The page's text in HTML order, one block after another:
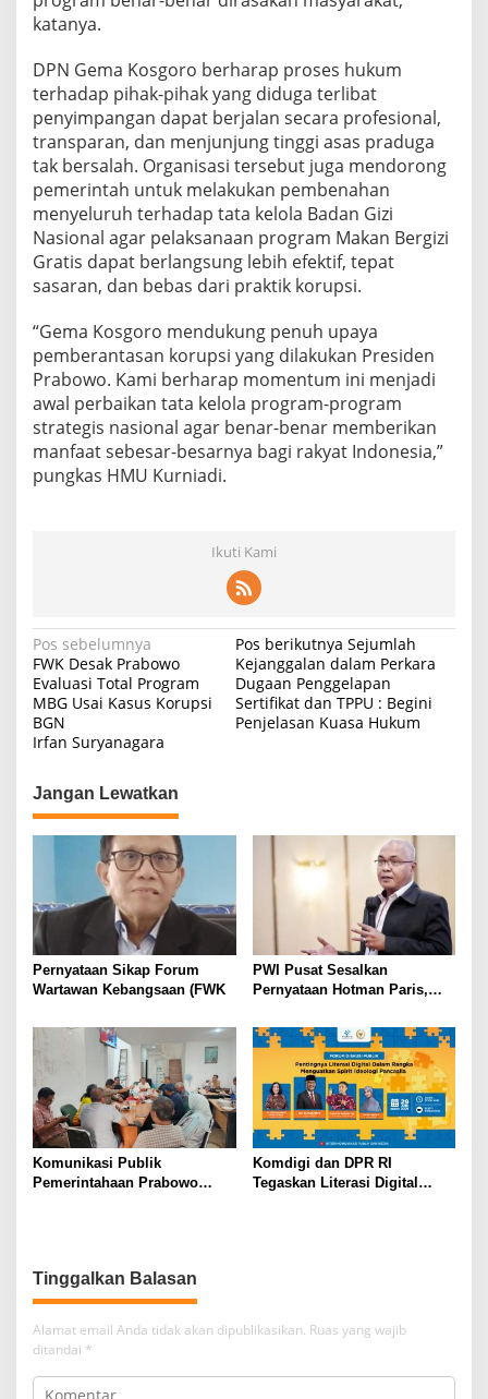
katanya.
DPN Gema Kosgoro berharap proses hukum
terhadap pihak-pihak yang diduga terlibat
penyimpangan dapat berjalan secara profesional,
transparan, dan menjunjung tinggi asas praduga
tak bersalah. Organisasi tersebut juga mendorong
pemerintah untuk melakukan pembenahan
menyeluruh terhadap tata kelola Badan Gizi
Nasional agar pelaksanaan program Makan Bergizi
Gratis dapat berlangsung lebih efektif, tepat
sasaran, dan bebas dari praktik korupsi.
“Gema Kosgoro mendukung penuh upaya
pemberantasan korupsi yang dilakukan Presiden
Prabowo. Kami berharap momentum ini menjadi
awal perbaikan tata kelola program-program
strategis nasional agar benar-benar memberikan
manfaat sebesar-besarnya bagi rakyat Indonesia,”
pungkas HMU Kurniadi.
Ikuti Kami
N
a
v
i
a
s
p
o
s
Pos sebelumnya
FWK Desak Prabowo
Evaluasi Total Program
MBG Usai Kasus Korupsi
BGN
Pos berikutnya Sejumlah
Kejanggalan dalam Perkara
Dugaan Penggelapan
Sertifikat dan TPPU : Begini
Penjelasan Kuasa Hukum
Irfan Suryanagara
Jangan Lewatkan
Pernyataan Sikap Forum
Wartawan Kebangsaan (FWK
PWI Pusat Sesalkan
Pernyataan Hotman Paris,
Wartawan dan Kemerdekaan
Pers
Komunikasi Publik
Pemerintahaan Prabowo
Komdigi dan DPR RI
Tegaskan Literasi Digital
Tinggalkan Balasan
Alamat email Anda tidak akan dipublikasikan. Ruas yang wajib
ditandai *